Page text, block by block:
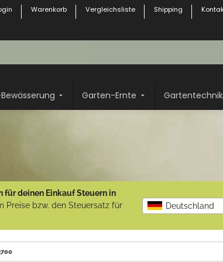
Warenkorb Vergleichsliste Shipping
Garten-Ernte Gartentechnik
für deinen Einkauf Steuern in
Preise bzw. den Steuersatz für
Deutschland